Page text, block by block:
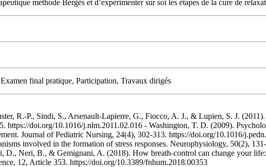
méthode Bergès et d’expérimenter sur soi les étapes de la cure de
final pratique, Participation, Travaux dirigés
R.-P., Sindi, S., Arsenault-Lapierre, G., Fiocco, A. J., & Lupien, S. J.
https://doi.org/10.1016/j.nlm.2011.02.016 - Washington, T. D. (2009).
Journal of Pediatric Nursing, 24(4), 302-313. https://doi.org/10.1016/
involved in the formation of stress responses. Neurophysiology, 50(2),
Neri, B., & Gemignani, A. (2018). How breath-control can change your
12, Article 353. https://doi.org/10.3389/fnhum.2018.00353